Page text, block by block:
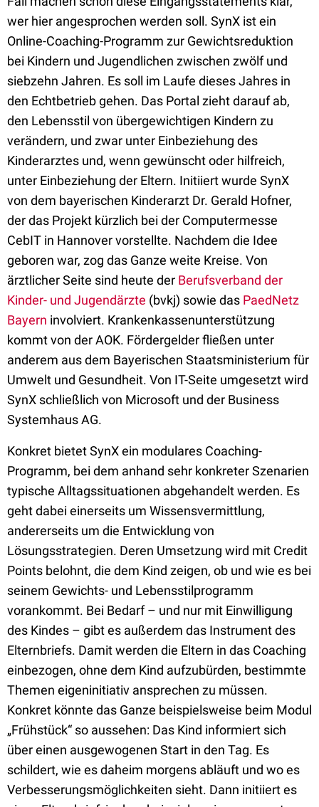
wer hier angesprochen werden soll. SynX ist ein
Online-Coaching-Programm zur Gewichtsreduktion
bei Kindern und Jugendlichen zwischen zwölf und
siebzehn Jahren. Es soll im Laufe dieses Jahres in
den Echtbetrieb gehen. Das Portal zieht darauf ab,
den Lebensstil von übergewichtigen Kindern zu
verändern, und zwar unter Einbeziehung des
Kinderarztes und, wenn gewünscht oder hilfreich,
unter Einbeziehung der Eltern. Initiiert wurde SynX
von dem bayerischen Kinderarzt Dr. Gerald Hofner,
der das Projekt kürzlich bei der Computermesse
CebIT in Hannover vorstellte. Nachdem die Idee
geboren war, zog das Ganze weite Kreise. Von
ärztlicher Seite sind heute der Berufsverband der
Kinder- und Jugendärzte (bvkj) sowie das PaedNetz
Bayern involviert. Krankenkassenunterstützung
kommt von der AOK. Fördergelder fließen unter
anderem aus dem Bayerischen Staatsministerium für
Umwelt und Gesundheit. Von IT-Seite umgesetzt wird
SynX schließlich von Microsoft und der Business
Systemhaus AG.
Konkret bietet SynX ein modulares Coaching-
Programm, bei dem anhand sehr konkreter Szenarien
typische Alltagssituationen abgehandelt werden. Es
geht dabei einerseits um Wissensvermittlung,
andererseits um die Entwicklung von
Lösungsstrategien. Deren Umsetzung wird mit Credit
Points belohnt, die dem Kind zeigen, ob und wie es bei
seinem Gewichts- und Lebensstilprogramm
vorankommt. Bei Bedarf – und nur mit Einwilligung
des Kindes – gibt es außerdem das Instrument des
Elternbriefs. Damit werden die Eltern in das Coaching
einbezogen, ohne dem Kind aufzubürden, bestimmte
Themen eigeninitiativ ansprechen zu müssen.
Konkret könnte das Ganze beispielsweise beim Modul
„Frühstück“ so aussehen: Das Kind informiert sich
über einen ausgewogenen Start in den Tag. Es
schildert, wie es daheim morgens abläuft und wo es
Verbesserungsmöglichkeiten sieht. Dann initiiert es